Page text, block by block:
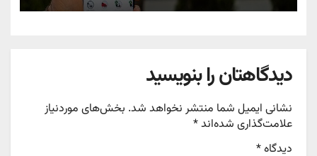
دیدگاهتان را بنویسید
نشانی ایمیل شما منتشر نخواهد شد. بخش‌های موردنیاز
علامت‌گذاری شده‌اند*
دیدگاه*